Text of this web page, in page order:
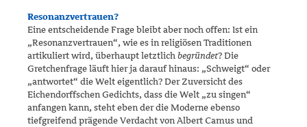
Resonanzvertrauen?
Eine entscheidende Frage bleibt aber noch offen: Ist ein
„Resonanzver­trauen“, wie es in religiösen Traditionen
artikuliert wird, überhaupt letztlich begründet? Die
Gretchenfrage läuft hier ja darauf hinaus: „Schweigt“ oder
„antwortet“ die Welt eigentlich? Der Zuversicht des
Eichendorffschen Gedichts, dass die Welt „zu singen“
anfangen kann, steht eben der die Moderne ebenso
tiefgreifend prägende Verdacht von Albert Camus und